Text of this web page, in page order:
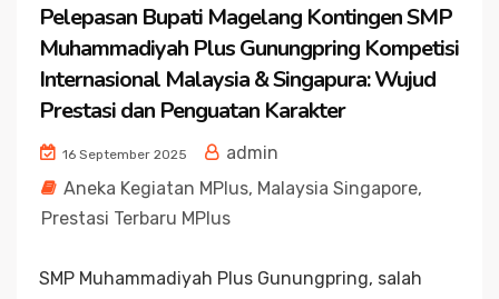
Pelepasan Bupati Magelang Kontingen SMP
Muhammadiyah Plus Gunungpring Kompetisi
Internasional Malaysia & Singapura: Wujud
Prestasi dan Penguatan Karakter
16 September 2025
admin
Aneka Kegiatan MPlus, Malaysia Singapore,
Prestasi Terbaru MPlus
SMP Muhammadiyah Plus Gunungpring, salah